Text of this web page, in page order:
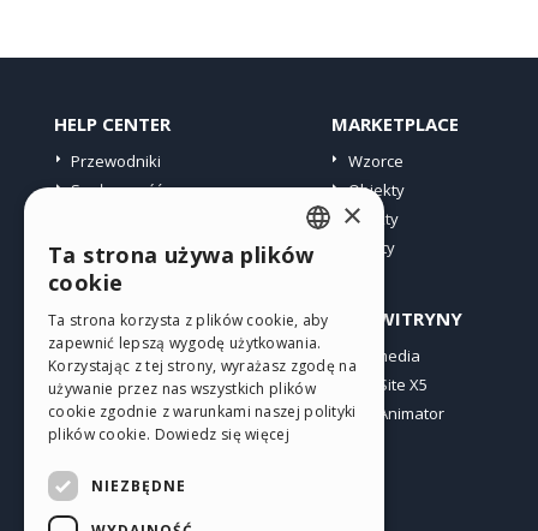
HELP CENTER
Przewodniki
Społeczność
MARKETPLACE
Wzorce
Obiekty
Punkty
Oferty
PROFIL
Moje wpisy
Moje licencje
Pobieranie
Web hosting
INNE WITRYNY
Incomedia
WebSite X5
WebAnimator
ENGLISH
GERMAN
SPANISH
PORTUGUESE
×
Ta strona używa plików
cookie
Ta strona korzysta z plików cookie, aby
zapewnić lepszą wygodę użytkowania.
Korzystając z tej strony, wyrażasz zgodę na
używanie przez nas wszystkich plików
cookie zgodnie z warunkami naszej polityki
plików cookie. Dowiedz się więcej
NIEZBĘDNE